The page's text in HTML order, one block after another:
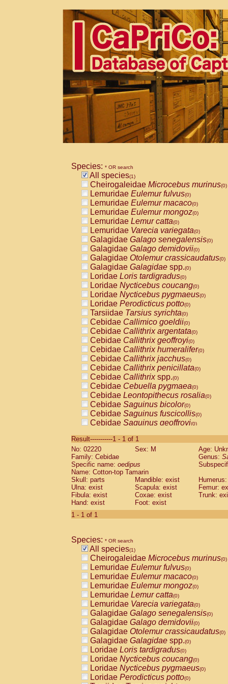
Species: * OR search
All species(1)
Cheirogaleidae Microcebus murinus(0)
Lemuridae Eulemur fulvus(0)
Lemuridae Eulemur macaco(0)
Lemuridae Eulemur mongoz(0)
Lemuridae Lemur catta(0)
Lemuridae Varecia variegata(0)
Galagidae Galago senegalensis(0)
Galagidae Galago demidovii(0)
Galagidae Otolemur crassicaudatus(0)
Galagidae Galagidae spp.(0)
Loridae Loris tardigradus(0)
Loridae Nycticebus coucang(0)
Loridae Nycticebus pygmaeus(0)
Loridae Perodicticus potto(0)
Tarsiidae Tarsius syrichta(0)
Cebidae Callimico goeldii(0)
Cebidae Callithrix argentata(0)
Cebidae Callithrix geoffroyi(0)
Cebidae Callithrix humeralifer(0)
Cebidae Callithrix jacchus(0)
Cebidae Callithrix penicillata(0)
Cebidae Callithrixspp.(0)
Cebidae Cebuella pygmaea(0)
Cebidae Leontopithecus rosalia(0)
Cebidae Saguinus bicolor(0)
Cebidae Saguinus fuscicollis(0)
Cebidae Saguinus geoffroyi(0)
CebidaeSaguinus labiatus(0)
Cebidae Saguinus leucopus (0)
Cebidae
CebidaeSaguinus mystax
Cebidae Saguinus nigricollis (0)
Cebidae Saguinus oedipus
Cebidae Saguinus weddelli
Cebidae Saguinusspp.
Cebidae
CebidaeCebus capucinus
CebidaeCebus nigrivittatus
CebidaeCebus spp.(0)
CebidaeSaimiri boliviensis(0)
CebidaeSaimiri sciureus(0)
AtelidaeAlouatta caraya(0)
AtelidaeAlouatta fusca(0)
AtelidaeAlouatta seniculus(0)
AtelidaeAlouattaspp.(0)
AtelidaeAteles belzebuth(0)
AtelidaeAteles geoffroyi(0)
AtelidaeAteles paniscus(0)
AtelidaeAtelesspp.(0)
AtelidaeLagothrix lagothricha(0)
AtelidaeLagothrix lagothricha cana
PitheciidaeCacajao calvus
Result-----------1 - 1 of 1
No: 02220
Sex: M
Age:
Family: Cebidae
Genus:
Specific name: oedipus
Name: Cotton-top Tamarin
Skull: parts
Mandible: exist
Ulna: exist
Scapula: exist
Femur:
Fibula: exist
Coxae: exist
Trunk:
Hand: exist
Foot: exist
1 - 1 of 1
Species: * OR search
All species(1)
Cheirogaleidae Microcebus murinus(0)
Lemuridae Eulemur fulvus(0)
Lemuridae Eulemur macaco(0)
Lemuridae Eulemur mongoz(0)
Lemuridae Lemur catta(0)
Lemuridae Varecia variegata(0)
Galagidae Galago senegalensis(0)
Galagidae Galago demidovii(0)
Galagidae Otolemur crassicaudatus(0)
Galagidae Galagidae spp.(0)
Loridae Loris tardigradus(0)
Loridae Nycticebus coucang(0)
Loridae Nycticebus pygmaeus(0)
Loridae Perodicticus potto(0)